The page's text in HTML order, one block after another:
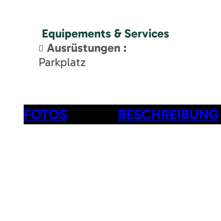
Equipements & Services
Ausrüstungen :
Parkplatz
FOTOS BESCHREIBUNG